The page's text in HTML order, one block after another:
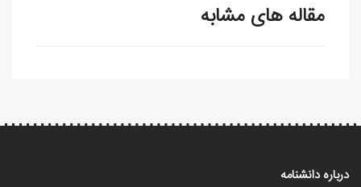
مقاله های مشابه
درباره دانشنامه